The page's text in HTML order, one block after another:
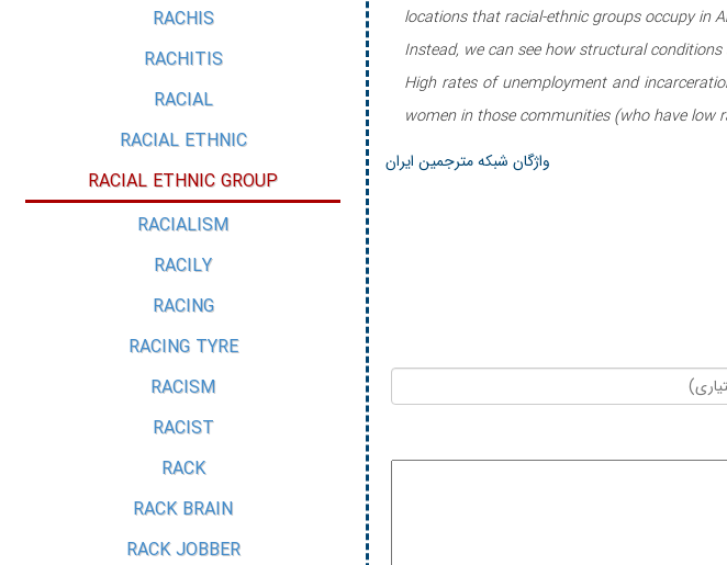
locations that racial-ethnic groups occupy in
Instead, we can see how structural
High rates of unemployment and
women in those communities (who have
واژگان شبکه مترجمین ایران
RACHIS
RACHITIS
RACIAL
RACIAL ETHNIC
RACIAL ETHNIC GROUP
RACIALISM
RACILY
RACING
RACING TYRE
RACISM
RACIST
RACK
RACK BRAIN
RACK JOBBER